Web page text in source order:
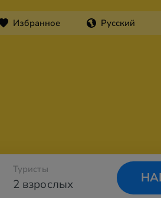
Избранное Русский
2 взрослых
Туристы